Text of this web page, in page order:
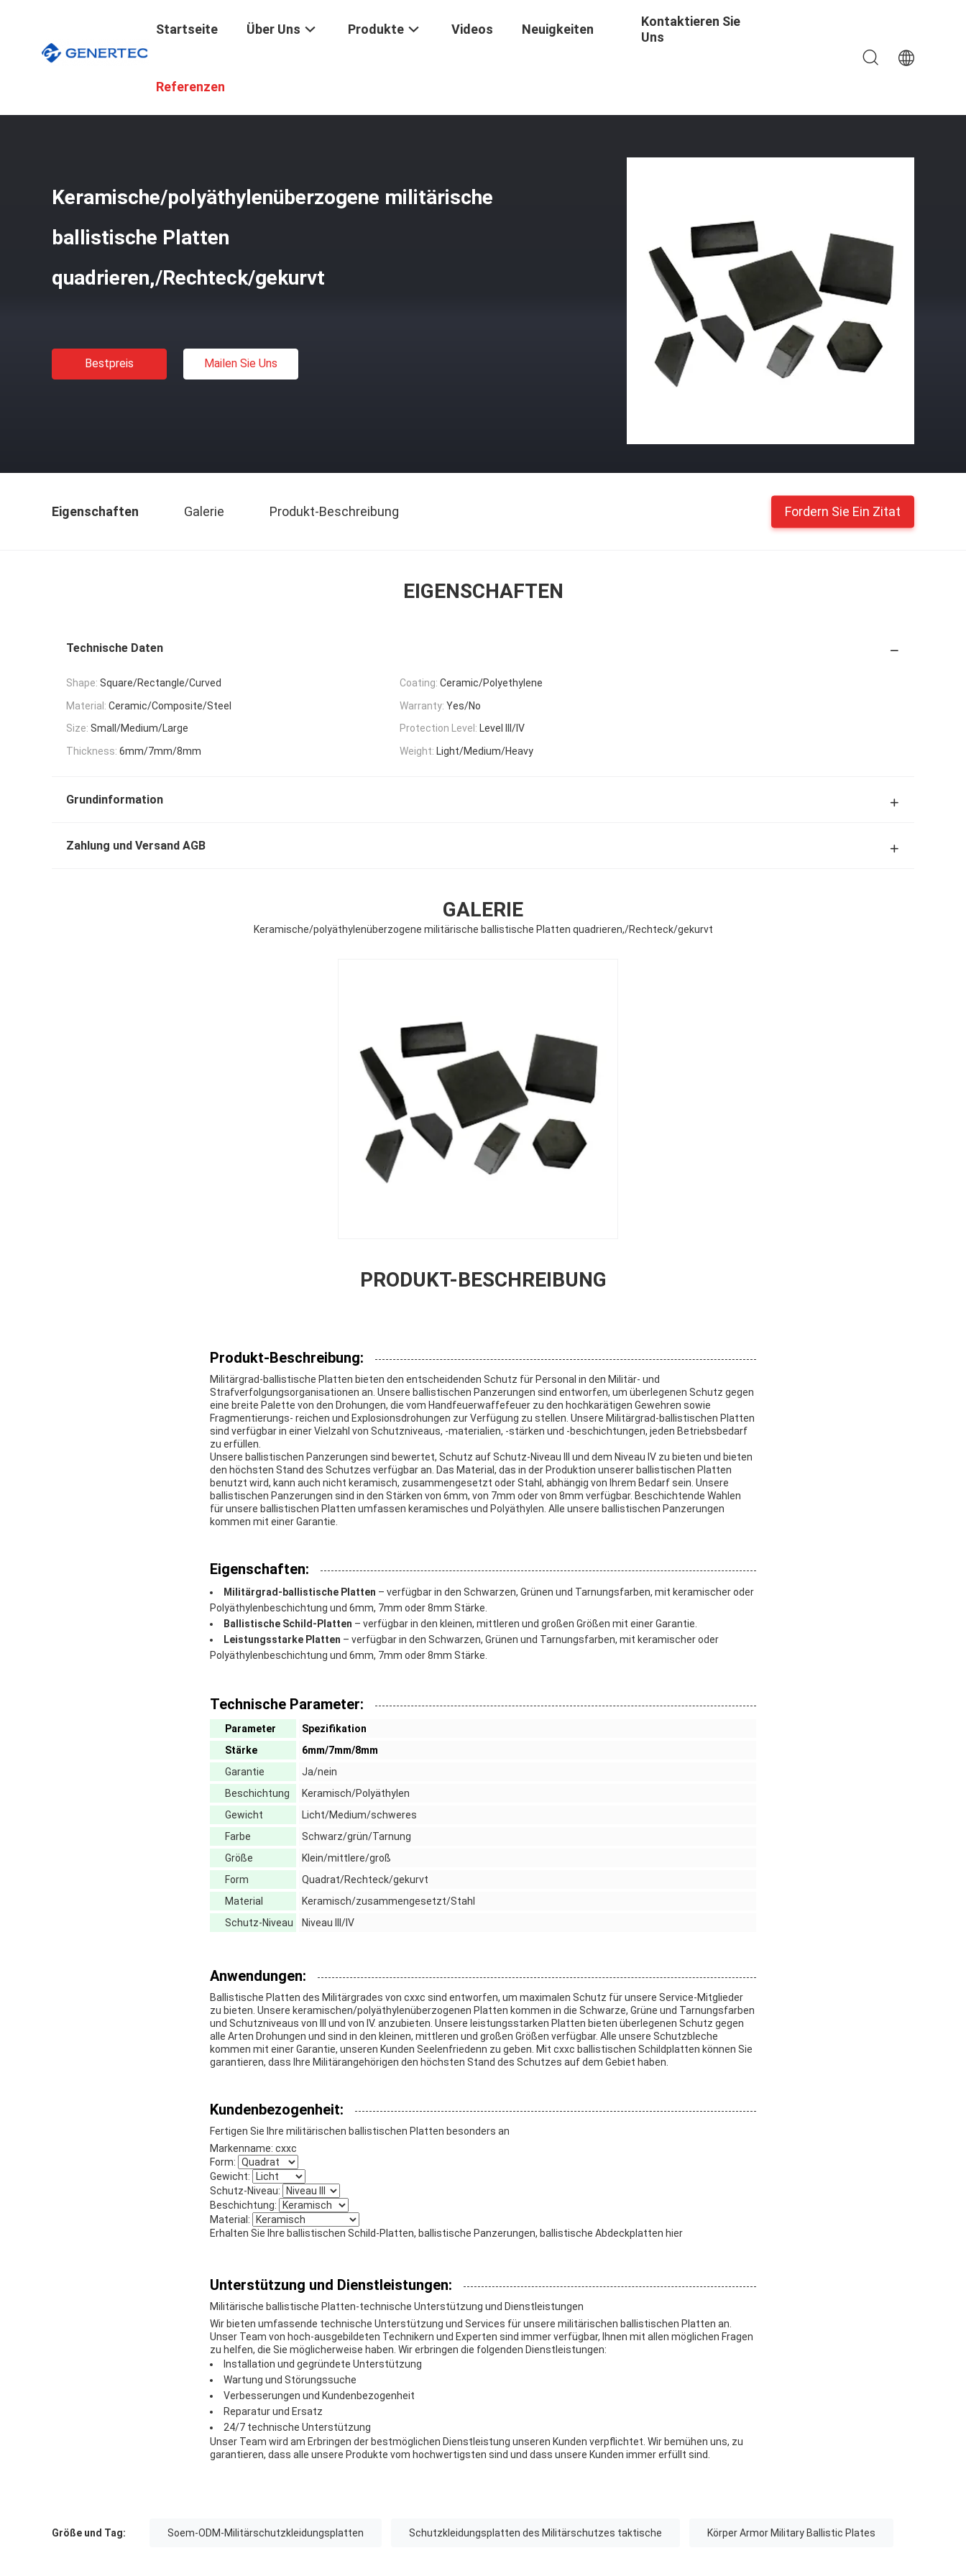
Startseite Über Uns Produkte Videos Neuigkeiten
Kontaktieren Sie
Uns
Referenzen
Keramische/polyäthylenüberzogene militärische
ballistische Platten
quadrieren,/Rechteck/gekurvt
Bestpreis Mailen Sie Uns
Eigenschaften Galerie Produkt-Beschreibung Fordern Sie Ein Zitat
EIGENSCHAFTEN
Technische Daten
Shape: Square/Rectangle/Curved Coating: Ceramic/Polyethylene
Material: Ceramic/Composite/Steel Warranty: Yes/No
Size: Small/Medium/Large Protection Level: Level III/IV
Thickness: 6mm/7mm/8mm Weight: Light/Medium/Heavy
Grundinformation
Zahlung und Versand AGB
GALERIE
Keramische/polyäthylenüberzogene militärische ballistische Platten quadrieren,/Rechteck/gekurvt
PRODUKT-BESCHREIBUNG
Produkt-Beschreibung:
Militärgrad-ballistische Platten bieten den entscheidenden Schutz für Personal in den Militär- und
Strafverfolgungsorganisationen an. Unsere ballistischen Panzerungen sind entworfen, um überlegenen Schutz gegen
eine breite Palette von den Drohungen, die vom Handfeuerwaffefeuer zu den hochkarätigen Gewehren sowie
Fragmentierungs- reichen und Explosionsdrohungen zur Verfügung zu stellen. Unsere Militärgrad-ballistischen Platten
sind verfügbar in einer Vielzahl von Schutzniveaus, -materialien, -stärken und -beschichtungen, jeden Betriebsbedarf
zu erfüllen.
Unsere ballistischen Panzerungen sind bewertet, Schutz auf Schutz-Niveau III und dem Niveau IV zu bieten und bieten
den höchsten Stand des Schutzes verfügbar an. Das Material, das in der Produktion unserer ballistischen Platten
benutzt wird, kann auch nicht keramisch, zusammengesetzt oder Stahl, abhängig von Ihrem Bedarf sein. Unsere
ballistischen Panzerungen sind in den Stärken von 6mm, von 7mm oder von 8mm verfügbar. Beschichtende Wahlen
für unsere ballistischen Platten umfassen keramisches und Polyäthylen. Alle unsere ballistischen Panzerungen
kommen mit einer Garantie.
Eigenschaften:
Militärgrad-ballistische Platten – verfügbar in den Schwarzen, Grünen und Tarnungsfarben, mit keramischer oder
Polyäthylenbeschichtung und 6mm, 7mm oder 8mm Stärke.
Ballistische Schild-Platten – verfügbar in den kleinen, mittleren und großen Größen mit einer Garantie.
Leistungsstarke Platten – verfügbar in den Schwarzen, Grünen und Tarnungsfarben, mit keramischer oder
Polyäthylenbeschichtung und 6mm, 7mm oder 8mm Stärke.
Technische Parameter:
Parameter
Spezifikation
Stärke
6mm/7mm/8mm
Garantie
Ja/nein
Beschichtung
Keramisch/Polyäthylen
Gewicht
Licht/Medium/schweres
Farbe
Schwarz/grün/Tarnung
Größe
Klein/mittlere/groß
Form
Quadrat/Rechteck/gekurvt
Material
Keramisch/zusammengesetzt/Stahl
Schutz-Niveau
Niveau III/IV
Anwendungen:
Ballistische Platten des Militärgrades von cxxc sind entworfen, um maximalen Schutz für unsere Service-Mitglieder
zu bieten. Unsere keramischen/polyäthylenüberzogenen Platten kommen in die Schwarze, Grüne und Tarnungsfarben
und Schutzniveaus von III und von IV. anzubieten. Unsere leistungsstarken Platten bieten überlegenen Schutz gegen
alle Arten Drohungen und sind in den kleinen, mittleren und großen Größen verfügbar. Alle unsere Schutzbleche
kommen mit einer Garantie, unseren Kunden Seelenfriedenn zu geben. Mit cxxc ballistischen Schildplatten können Sie
garantieren, dass Ihre Militärangehörigen den höchsten Stand des Schutzes auf dem Gebiet haben.
Kundenbezogenheit:
Fertigen Sie Ihre militärischen ballistischen Platten besonders an
Markenname: cxxc
Form:
Gewicht:
Schutz-Niveau:
Beschichtung:
Material:
Erhalten Sie Ihre ballistischen Schild-Platten, ballistische Panzerungen, ballistische Abdeckplatten hier
Unterstützung und Dienstleistungen:
Militärische ballistische Platten-technische Unterstützung und Dienstleistungen
Wir bieten umfassende technische Unterstützung und Services für unsere militärischen ballistischen Platten an.
Unser Team von hoch-ausgebildeten Technikern und Experten sind immer verfügbar, Ihnen mit allen möglichen Fragen
zu helfen, die Sie möglicherweise haben. Wir erbringen die folgenden Dienstleistungen:
Installation und gegründete Unterstützung
Wartung und Störungssuche
Verbesserungen und Kundenbezogenheit
Reparatur und Ersatz
24/7 technische Unterstützung
Unser Team wird am Erbringen der bestmöglichen Dienstleistung unseren Kunden verpflichtet. Wir bemühen uns, zu
garantieren, dass alle unsere Produkte vom hochwertigsten sind und dass unsere Kunden immer erfüllt sind.
Größe und Tag: Soem-ODM-Militärschutzkleidungsplatten Schutzkleidungsplatten des Militärschutzes taktische Körper Armor Military Ballistic Plates